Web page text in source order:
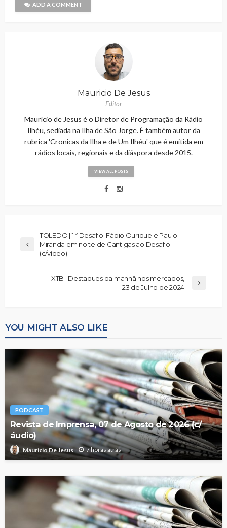
ADD A COMMENT
Mauricio De Jesus
Editor
Maurício de Jesus é o Diretor de Programação da Rádio
Ilhéu, sediada na Ilha de São Jorge. É também autor da
rubrica 'Cronicas da Ilha e de Um Ilhéu' que é emitida em
rádios locais, regionais e da diáspora desde 2015.
VIEW ALL POSTS
TOLEDO | 1.º Desafio: Fábio Ourique e Paulo
Miranda em noite de Cantigas ao Desafio
(c/vídeo)
XTB | Destaques da manhã nos mercados,
23 de Julho de 2024
YOU MIGHT ALSO LIKE
PODCAST
Revista de Imprensa, 07 de Agosto de 2026 (c/
áudio)
Mauricio De Jesus 7 horas atrás